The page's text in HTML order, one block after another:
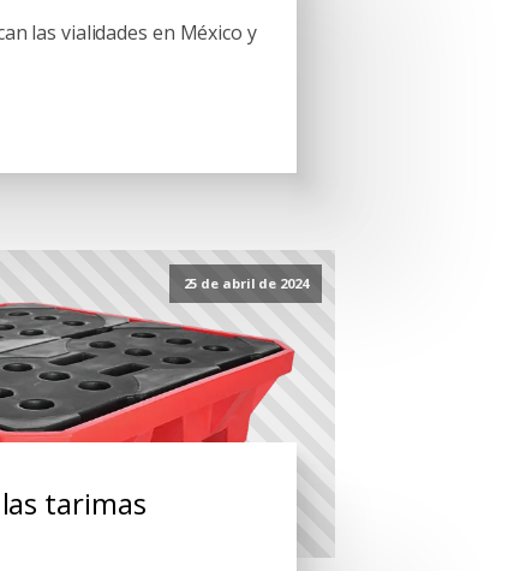
las vialidades en México y
25 de abril de 2024
tarimas